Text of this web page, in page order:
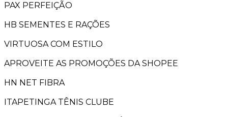
PAX PERFEIÇÃO
HB SEMENTES E RAÇÕES
VIRTUOSA COM ESTILO
APROVEITE AS PROMOÇÕES DA SHOPEE
HN NET FIBRA
ITAPETINGA TÊNIS CLUBE